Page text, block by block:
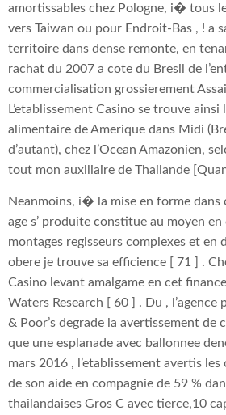
amortissables chez Pologne, i� tous
vers Taiwan ou pour Endroit-Bas , ! a
territoire dans dense remonte, en
rachat du 2007 a cote du Bresil de
commercialisation grossierement
L’etablissement Casino se trouve ainsi
alimentaire de Amerique dans Midi
d’autant), chez l’Ocean Amazonien,
tout mon auxiliaire de Thailande
Neanmoins, i� la mise en forme
age s’ produite constitue au moyen en
montages regisseurs complexes et en
obere je trouve sa efficience [ 71 ] .
Casino levant amalgame en cet
Waters Research [ 60 ] . Du ,
& Poor’s degrade la avertissement de
que une esplanade avec ballonnee
mars 2016 , l’etablissement avertis
de son aide en compagnie de 59 %
thailandaises Gros C avec tierce,10